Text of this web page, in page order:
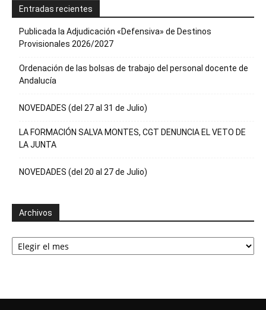
Entradas recientes
Publicada la Adjudicación «Defensiva» de Destinos
Provisionales 2026/2027
Ordenación de las bolsas de trabajo del personal docente de
Andalucía
NOVEDADES (del 27 al 31 de Julio)
LA FORMACIÓN SALVA MONTES, CGT DENUNCIA EL VETO DE
LA JUNTA
NOVEDADES (del 20 al 27 de Julio)
Archivos
Archivos